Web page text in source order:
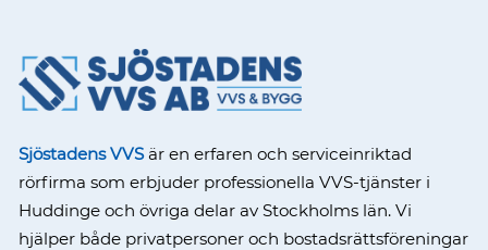
Sjöstadens VVSär en erfaren och serviceinriktad
rörfirma som erbjuder professionella VVS-tjänster i
Huddinge och övriga delar av Stockholms län. Vi
hjälper både privatpersoner och bostadsrättsföreningar